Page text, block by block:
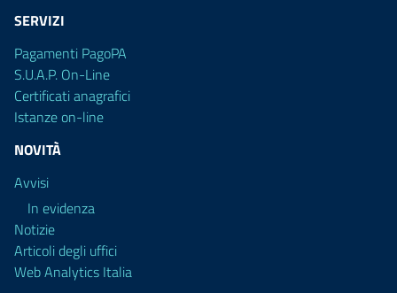
SERVIZI
Pagamenti PagoPA
S.U.A.P. On-Line
Certificati anagrafici
Istanze on-line
NOVITÀ
Avvisi
In evidenza
Notizie
Articoli degli uffici
Web Analytics Italia